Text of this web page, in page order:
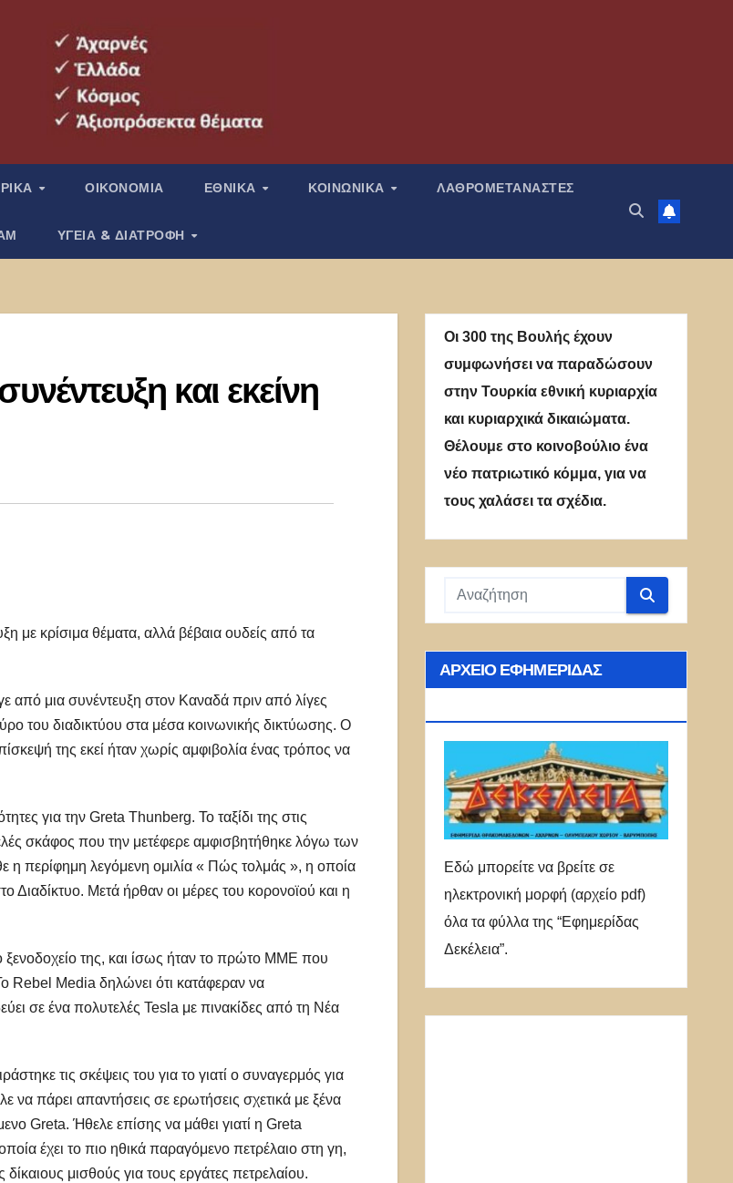
ΟΙΚΟΝΟΜΙΑ ΕΘΝΙΚΑ ΚΟΙΝΩΝΙΚΑ ΛΑΘΡΟΜΕΤΑΝΑΣΤΕΣ
ΥΓΕΙΑ & ΔΙΑΤΡΟΦΗ
και εκείνη
με κρίσιμα θέματα, αλλά βέβαια ουδείς από τα
από μια συνέντευξη στον Καναδά πριν από λίγες
του διαδικτύου στα μέσα κοινωνικής δικτύωσης. Ο
της εκεί ήταν χωρίς αμφιβολία ένας τρόπος να
για την Greta Thunberg. Το ταξίδι της στις
σκάφος που την μετέφερε αμφισβητήθηκε λόγω των
η περίφημη λεγόμενη ομιλία « Πώς τολμάς », η οποία
Διαδίκτυο. Μετά ήρθαν οι μέρες του κορονοϊού και η
ξενοδοχείο της, και ίσως ήταν το πρώτο ΜΜΕ που
Rebel Media δηλώνει ότι κατάφεραν να
σε ένα πολυτελές Tesla με πινακίδες από τη Νέα
τις σκέψεις του για το γιατί ο συναγερμός για
πάρει απαντήσεις σε ερωτήσεις σχετικά με ξένα
Greta. Ήθελε επίσης να μάθει γιατί η Greta
έχει το πιο ηθικά παραγόμενο πετρέλαιο στη γη,
μισθούς για τους εργάτες πετρελαίου.
Οι 300 της Βουλής έχουν
συμφωνήσει να παραδώσουν
στην Τουρκία εθνική κυριαρχία
και κυριαρχικά δικαιώματα.
Θέλουμε στο κοινοβούλιο ένα
νέο πατριωτικό κόμμα, για να
τους χαλάσει τα σχέδια.
ΑΡΧΕΊΟ ΕΦΗΜΕΡΊΔΑΣ
Εδώ μπορείτε να βρείτε σε
ηλεκτρονική μορφή (αρχείο pdf)
όλα τα φύλλα της “Εφημερίδας
Δεκέλεια”.